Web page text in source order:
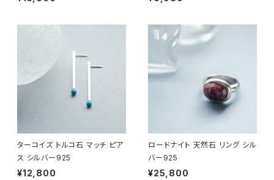
ターコイズ トルコ石 マッチ ピア
ス シルバー925
¥12,800
ロードナイト 天然石 リング シル
バー925
¥25,800